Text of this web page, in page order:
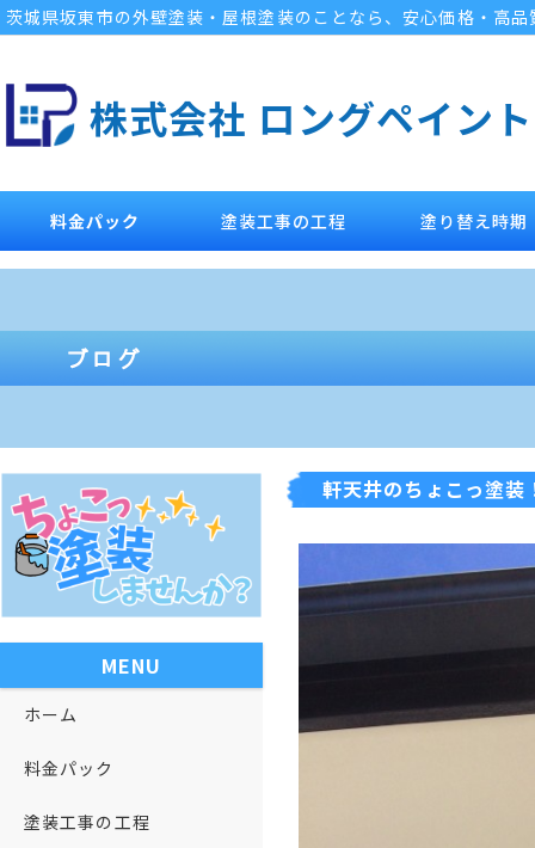
茨城県坂東市の外壁塗装・屋根塗装のことなら、安心価格・高
株式会社 ロングペイント
料金パック 塗装工事の工程 塗り替え時期
軒天井のちょこっ塗装
MENU
ホーム
料金パック
塗装工事の工程